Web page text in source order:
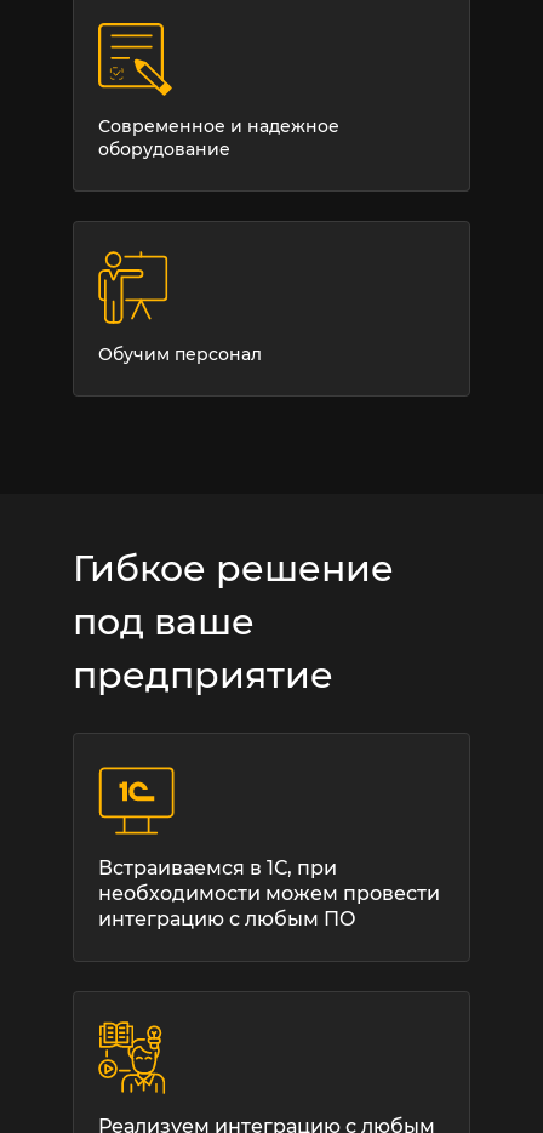
Обучим персонал
Работаем с маркировкой с 2017 года
Реализовано более 50 проектов
Современное и надежное
оборудование
Гибкое решение
под ваше
предприятие
Встраиваемся в 1С, при
необходимости можем провести
интеграцию с любым ПО
Реализуем интеграцию с любым